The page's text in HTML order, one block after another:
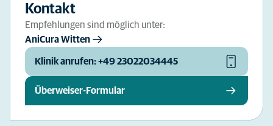
Kontakt
Empfehlungen sind möglich unter:
AniCura Witten
Klinik anrufen: +49 23022034445
Überweiser-Formular